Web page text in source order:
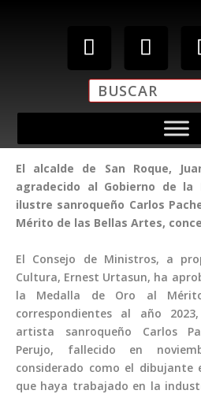
El alcalde de San Roque,
agradecido al Gobierno de
ilustre sanroqueño Carlos
Mérito de las Bellas Artes,
El Consejo de Ministros, a
Cultura, Ernest Urtasun, ha
la Medalla de Oro al
correspondientes al año
artista sanroqueño Carlos
Perujo, fallecido en
considerado como el dibujante
que haya trabajado en la